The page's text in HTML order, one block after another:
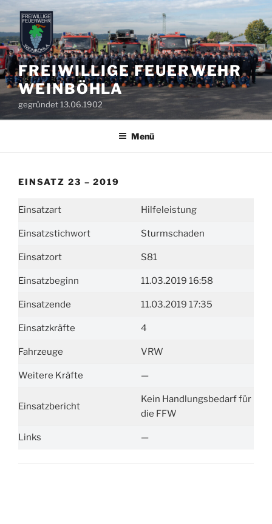
Inhalt
springen
FREIWILLIGE FEUERWEHR
WEINBÖHLA
gegründet 13.06.1902
Menü
EINSATZ 23 – 2019
Einsatzart Hilfeleistung
Einsatzstichwort Sturmschaden
Einsatzort S81
Einsatzbeginn 11.03.2019 16:58
Einsatzende 11.03.2019 17:35
Einsatzkräfte 4
Fahrzeuge VRW
Weitere Kräfte —
Einsatzbericht
Kein Handlungsbedarf für
die FFW
Links —